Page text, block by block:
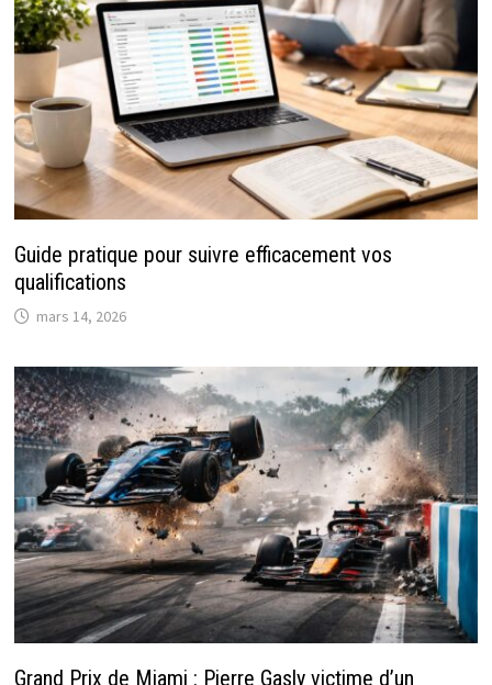
Guide pratique pour suivre efficacement vos
qualifications
mars 14, 2026
Grand Prix de Miami : Pierre Gasly victime d’un